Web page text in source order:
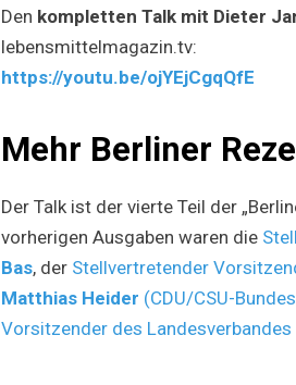
Den kompletten Talk mit Dieter
lebensmittelmagazin.tv:
https://youtu.be/ojYEjCgqQfE
Mehr Berliner
Der Talk ist der vierte Teil der
vorherigen Ausgaben waren die
Bas, der Stellvertretender
Matthias Heider (CDU/CSU-
Vorsitzender des Landesverbandes